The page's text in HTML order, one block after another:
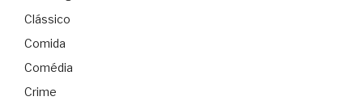
Clássico
Comida
Comédia
Crime